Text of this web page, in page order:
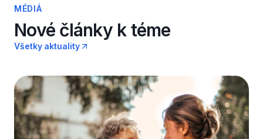
aj tak potrebujú korunky.
MÉDIÁ
Nové články k téme
Všetky aktuality